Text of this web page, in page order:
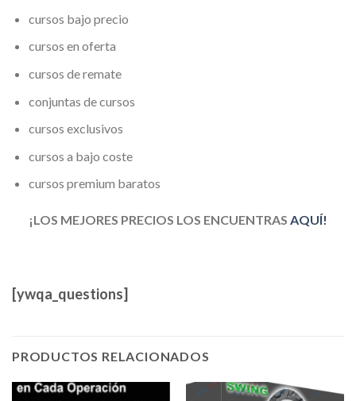
cursos bajo precio
cursos en oferta
cursos de remate
conjuntas de cursos
cursos exclusivos
cursos a bajo coste
cursos premium baratos
¡LOS MEJORES PRECIOS LOS ENCUENTRAS AQUÍ!
[ywqa_questions]
PRODUCTOS RELACIONADOS